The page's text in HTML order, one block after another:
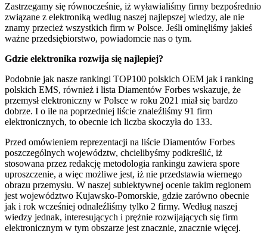
Zastrzegamy się równocześnie, iż wyławialiśmy firmy bezpośrednio
związane z elektroniką według naszej najlepszej wiedzy, ale nie
znamy przecież wszystkich firm w Polsce. Jeśli ominęliśmy jakieś
ważne przedsiębiorstwo, powiadomcie nas o tym.
Gdzie elektronika rozwija się najlepiej?
Podobnie jak nasze rankingi TOP100 polskich OEM jak i ranking
polskich EMS, również i lista Diamentów Forbes wskazuje, że
przemysł elektroniczny w Polsce w roku 2021 miał się bardzo
dobrze. I o ile na poprzedniej liście znaleźliśmy 91 firm
elektronicznych, to obecnie ich liczba skoczyła do 133.
Przed omówieniem reprezentacji na liście Diamentów Forbes
poszczególnych województw, chcielibyśmy podkreślić, iż
stosowana przez redakcję metodologia rankingu zawiera spore
uproszczenie, a więc możliwe jest, iż nie przedstawia wiernego
obrazu przemysłu. W naszej subiektywnej ocenie takim regionem
jest województwo Kujawsko-Pomorskie, gdzie zarówno obecnie
jak i rok wcześniej odnaleźliśmy tylko 2 firmy. Według naszej
wiedzy jednak, interesujących i prężnie rozwijających się firm
elektronicznym w tym obszarze jest znacznie, znacznie więcej.